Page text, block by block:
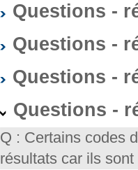
Questions -
Questions -
Questions -
Questions -
Q : Certains codes
résultats car ils